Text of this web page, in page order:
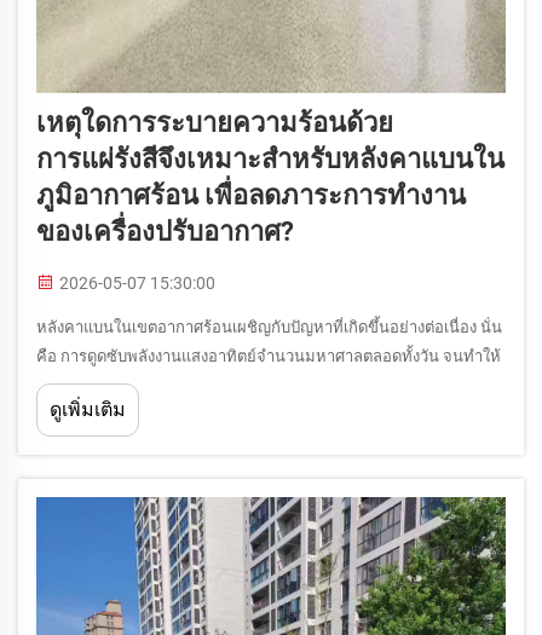
เหตุใดการระบายความร้อนด้วย
การแผ่รังสีจึงเหมาะสำหรับหลังคาแบนใน
ภูมิอากาศร้อน เพื่อลดภาระการทำงาน
ของเครื่องปรับอากาศ?
2026-05-07 15:30:00
หลังคาแบนในเขตอากาศร้อนเผชิญกับปัญหาที่เกิดขึ้นอย่างต่อเนื่อง นั่น
คือ การดูดซับพลังงานแสงอาทิตย์จำนวนมหาศาลตลอดทั้งวัน จนทำให้
ผิวอาคารกลายเป็นแหล่งสะสมความร้อน ส่งผลให้อุณหภูมิภายใน
อาคารสูงขึ้น และบังคับให้ระบบปรับอากาศต้องทำงานหนักขึ้น...
ดูเพิ่มเติม